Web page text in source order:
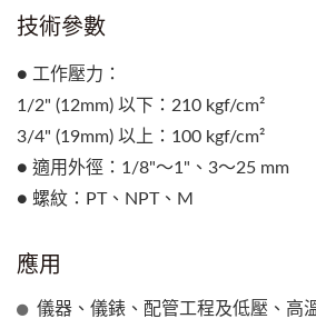
技術參數
● 工作壓力：
1/2" (12mm) 以下：210 kgf/cm²
3/4" (19mm) 以上：100 kgf/cm²
● 適用外徑：1/8"～1"、3～25 mm
● 螺紋：PT、NPT、M
應用
儀器、儀錶、配管工程及低壓、高